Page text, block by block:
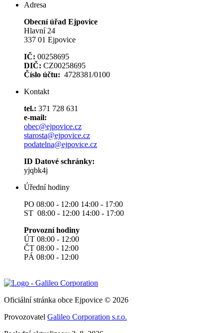
Adresa
Obecní úřad Ejpovice
Hlavní 24
337 01 Ejpovice
IČ: 00258695
DIČ: CZ00258695
Číslo účtu: 4728381/0100
Kontakt
tel.: 371 728 631
e-mail:
obec@ejpovice.cz
starosta@ejpovice.cz
podatelna@ejpovice.cz
ID Datové schránky:
yjqbk4j
Úřední hodiny
PO 08:00 - 12:00 14:00 - 17:00
ST 08:00 - 12:00 14:00 - 17:00
Provozní hodiny
ÚT 08:00 - 12:00
ČT 08:00 - 12:00
PÁ 08:00 - 12:00
Oficiální stránka obce Ejpovice © 2026
Provozovatel Galileo Corporation s.r.o.